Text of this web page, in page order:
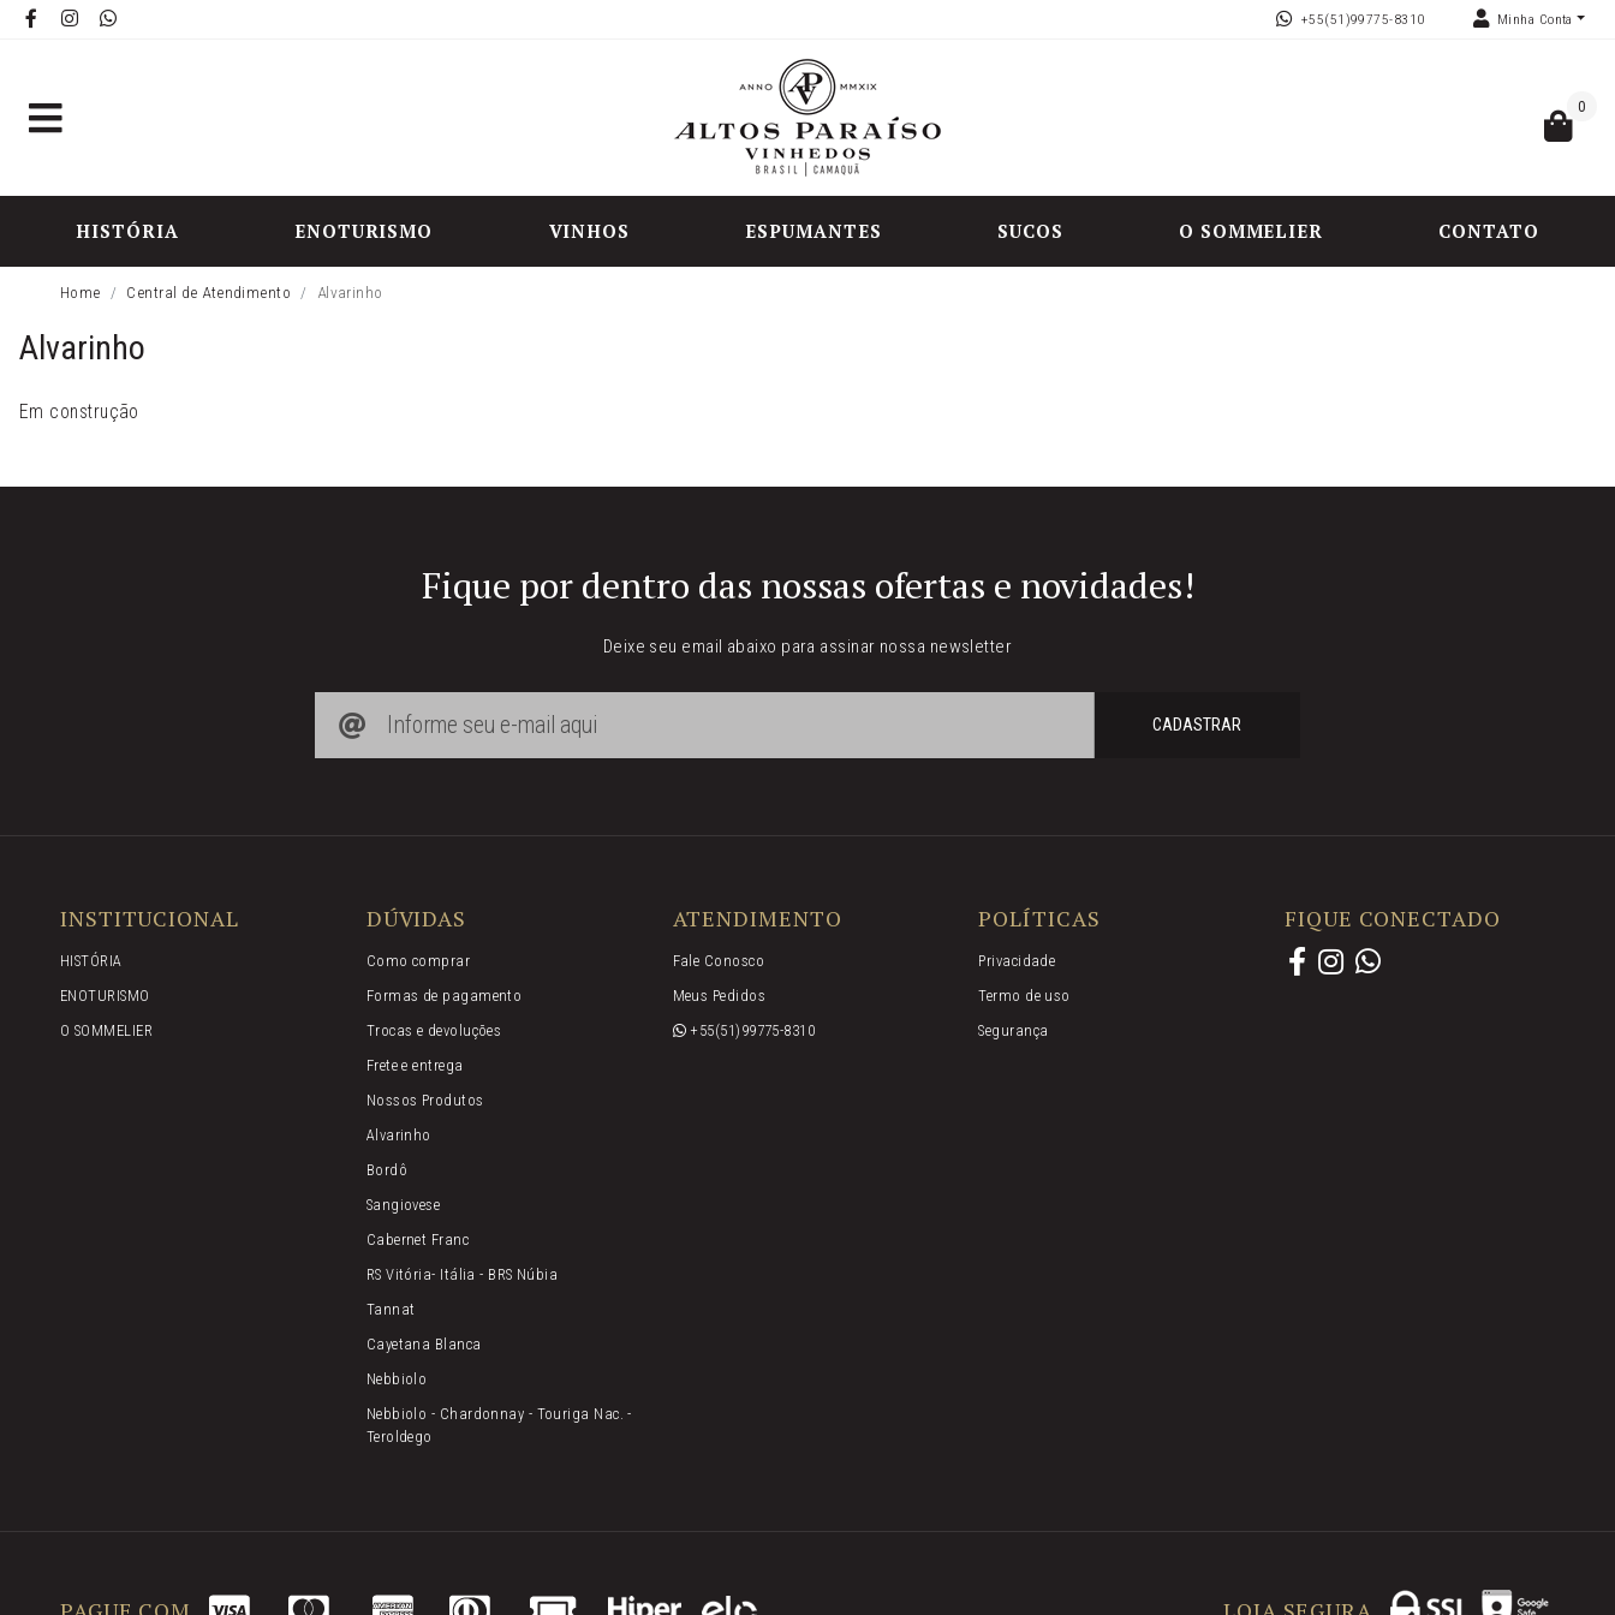
+55(51)99775-8310 Minha Conta
0
HISTÓRIA ENOTURISMO VINHOS ESPUMANTES SUCOS O SOMMELIER CONTATO
Home Central de Atendimento Alvarinho
Alvarinho
Em construção
Fique por dentro das nossas ofertas e novidades!
Deixe seu email abaixo para assinar nossa newsletter
CADASTRAR
INSTITUCIONAL
HISTÓRIA
ENOTURISMO
O SOMMELIER
DÚVIDAS
Como comprar
Formas de pagamento
Trocas e devoluções
Frete e entrega
Nossos Produtos
Alvarinho
Bordô
Sangiovese
Cabernet Franc
RS Vitória- Itália - BRS Núbia
Tannat
Cayetana Blanca
Nebbiolo
Nebbiolo - Chardonnay - Touriga Nac. -
Teroldego
ATENDIMENTO
Fale Conosco
Meus Pedidos
+55(51)99775-8310
POLÍTICAS
Privacidade
Termo de uso
Segurança
FIQUE CONECTADO